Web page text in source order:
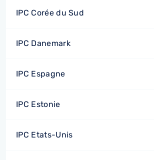
IPC Corée du Sud
IPC Danemark
IPC Espagne
IPC Estonie
IPC Etats-Unis